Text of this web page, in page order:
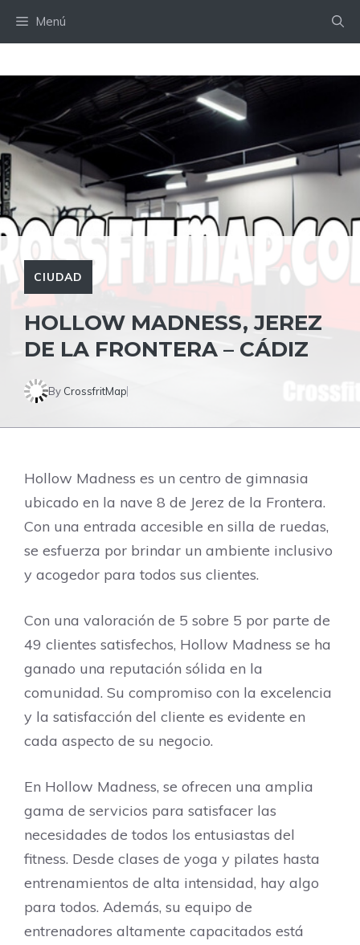
Menú
CIUDAD
HOLLOW MADNESS, JEREZ
DE LA FRONTERA – CÁDIZ
By CrossfritMap
Hollow Madness es un centro de gimnasia
ubicado en la nave 8 de Jerez de la Frontera.
Con una entrada accesible en silla de ruedas,
se esfuerza por brindar un ambiente inclusivo
y acogedor para todos sus clientes.
Con una valoración de 5 sobre 5 por parte de
49 clientes satisfechos, Hollow Madness se ha
ganado una reputación sólida en la
comunidad. Su compromiso con la excelencia
y la satisfacción del cliente es evidente en
cada aspecto de su negocio.
En Hollow Madness, se ofrecen una amplia
gama de servicios para satisfacer las
necesidades de todos los entusiastas del
fitness. Desde clases de yoga y pilates hasta
entrenamientos de alta intensidad, hay algo
para todos. Además, su equipo de
entrenadores altamente capacitados está